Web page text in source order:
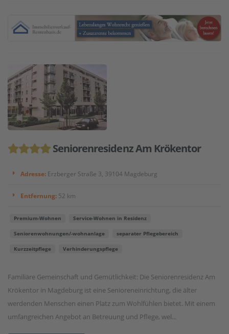
Seniorenresidenz Am Krökentor
Adresse: Erzberger Straße 3, 39104 Magdeburg
Entfernung: 52 km
Premium-Wohnen Service-Wohnen in Residenz
Seniorenwohnungen/-wohnanlage separater Pflegebereich
Kurzzeitpflege Verhinderungspflege
Familiäre Gemeinschaft und Gemütlichkeit: Die Seniorenresidenz Am
Krökentor in Magdeburg ist eine Senioreneinrichtung, die älter
werdenden Menschen einen Platz zum Wohlfühlen bietet. Mit einem
umfangreichen Angebot an Betreuung und Pflege, wel...